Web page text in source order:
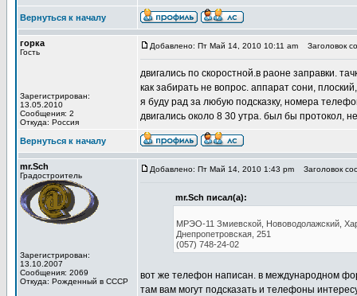
Вернуться к началу
горка
Гость
Зарегистрирован:
13.05.2010
Сообщения: 2
Откуда: Россия
Добавлено: Пт Май 14, 2010 10:11 am Заголовок
двигались по скоростной.в раоне заправки.
как забирать не вопрос. аппарат сони,
я буду рад за любую подсказку, номера
двигались около 8 30 утра. был бы протокол,
Вернуться к началу
mr.Sch
Градостроитель
Зарегистрирован:
13.10.2007
Сообщения: 2069
Откуда: Рожденный в СССР
Добавлено: Пт Май 14, 2010 1:43 pm Заголовок
mr.Sch писал(а):
МРЭО-11 Змиевской, Нововодолажский,
Днепропетровская, 251
(057) 748-24-02
вот же телефон написан. в международном
там вам могут подсказать и телефоны